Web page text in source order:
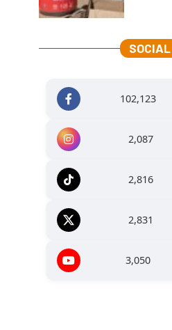
SOCIAL
102,123
2,087
2,816
2,831
3,050